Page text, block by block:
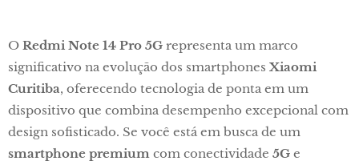
O Redmi Note 14 Pro 5G representa um marco
significativo na evolução dos smartphones Xiaomi
Curitiba, oferecendo tecnologia de ponta em um
dispositivo que combina desempenho excepcional com
design sofisticado. Se você está em busca de um
smartphone premium com conectividade 5G e